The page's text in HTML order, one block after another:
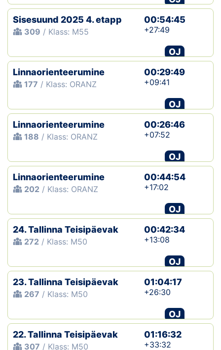
Sisesuund 2025 4. etapp
309 / Klass: M55
00:54:45
+27:49
OJ
Linnaorienteerumine
177 / Klass: ORANZ
00:29:49
+09:41
OJ
Linnaorienteerumine
188 / Klass: ORANZ
00:26:46
+07:52
OJ
Linnaorienteerumine
202 / Klass: ORANZ
00:44:54
+17:02
OJ
24. Tallinna Teisipäevak
272 / Klass: M50
00:42:34
+13:08
OJ
23. Tallinna Teisipäevak
267 / Klass: M50
01:04:17
+26:30
OJ
22. Tallinna Teisipäevak
307 / Klass: M50
01:16:32
+33:32